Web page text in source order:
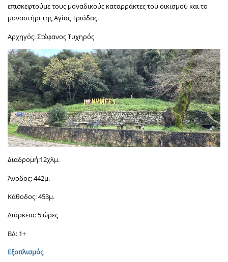
επισκεφτούμε τους μοναδικούς καταρράκτες του οικισμού και το
μοναστήρι της Αγίας Τριάδας.
Αρχηγός: Στέφανος Τυχηρός
Διαδρομή:12χλμ.
Άνοδος: 442μ.
Κάθοδος: 453μ.
Διάρκεια: 5 ώρες
ΒΔ: 1+
Εξοπλισμός